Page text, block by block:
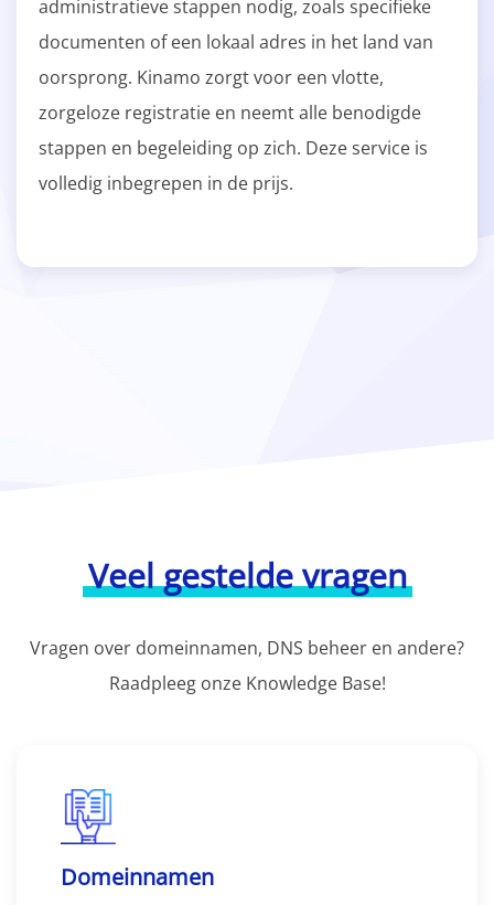
administratieve stappen nodig, zoals specifieke
documenten of een lokaal adres in het land van
oorsprong. Kinamo zorgt voor een vlotte,
zorgeloze registratie en neemt alle benodigde
stappen en begeleiding op zich. Deze service is
volledig inbegrepen in de prijs.
Veel gestelde vragen
Vragen over domeinnamen, DNS beheer en andere?
Raadpleeg onze Knowledge Base!
Domeinnamen